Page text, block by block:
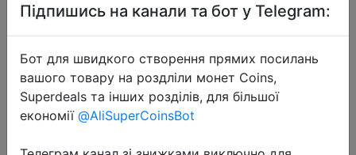
Підпишись на канали та бот у Telegram:
Бот для швидкого створення прямих посилань
вашого товару на роздліли монет Coins,
Superdeals та інших розділів, для більшої
економії @AliSuperCoinsBot